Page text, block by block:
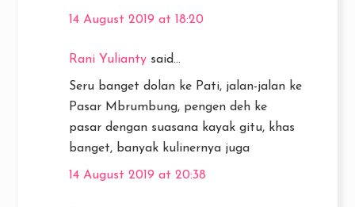
14 August 2019 at 18:20
Rani Yulianty said...
Seru banget dolan ke Pati, jalan-jalan ke
Pasar Mbrumbung, pengen deh ke
pasar dengan suasana kayak gitu, khas
banget, banyak kulinernya juga
14 August 2019 at 20:38